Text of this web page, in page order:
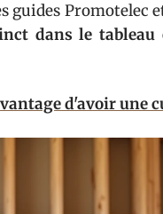
guides Promotelec
dans le tableau
d'avoir une